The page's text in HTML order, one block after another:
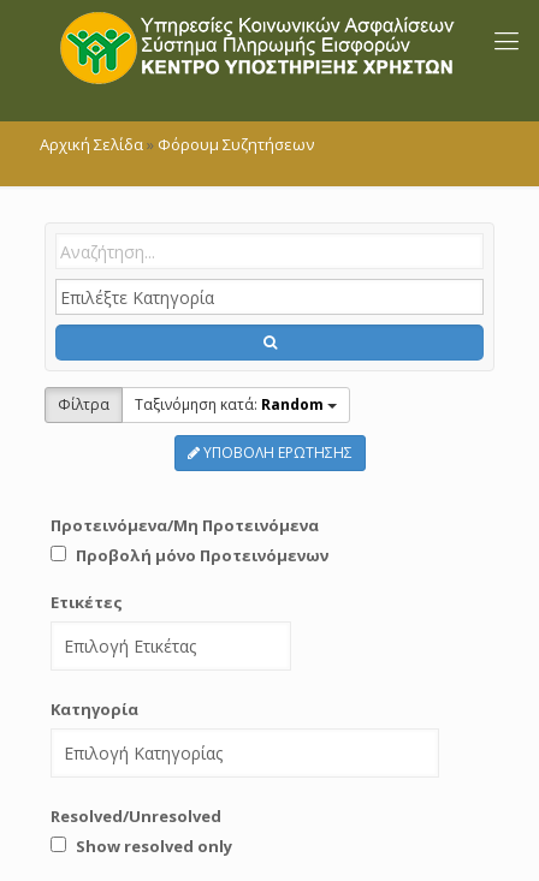
Αρχική Σελίδα» Φόρουμ Συζητήσεων
Φίλτρα Tαξινόμηση κατά: Random
ΥΠΟΒΟΛΗ ΕΡΩΤΗΣΗΣ
Προτεινόμενα/Μη Προτεινόμενα
Προβολή μόνο Προτεινόμενων
Ετικέτες
Κατηγορία
Resolved/Unresolved
Show resolved only